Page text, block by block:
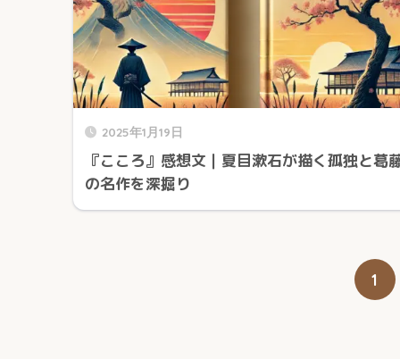
2025年1月19日
『こころ』感想文｜夏目漱石が描く孤独と葛
の名作を深掘り
1